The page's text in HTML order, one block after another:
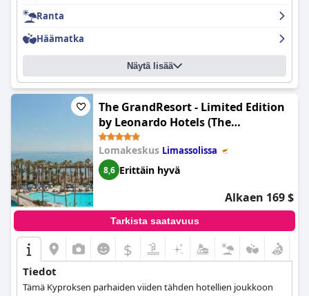
Ranta
Häämatka
Näytä lisää
The GrandResort - Limited Edition
by Leonardo Hotels (The
GrandResort - Leonardo Limited
Edition)
Lomakeskus Limassolissa
8,6 Erittäin hyvä
Alkaen 169 $
Tarkista saatavuus
$
Tiedot
Tämä Kyproksen parhaiden viiden tähden hotellien joukkoon